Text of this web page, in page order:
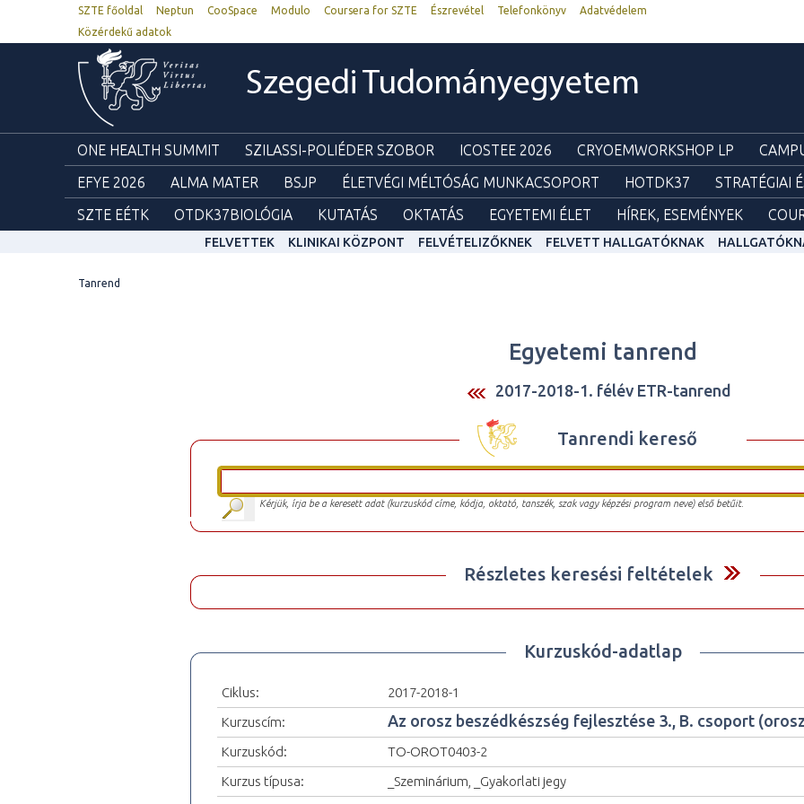
SZTE főoldal Neptun CooSpace Modulo Coursera for SZTE Észrevétel Telefonkönyv
Adatvédelem
Közérdekű adatok
Szegedi Tudományegyetem
ONE HEALTH SUMMIT SZILASSI-POLIÉDER SZOBOR ICOSTEE 2026 CRYOEMWORKSHOP LP
EFYE 2026
ALMA MATER BSJP ÉLETVÉGI MÉLTÓSÁG MUNKACSOPORT HOTDK37
STRATÉGIAI
SZTE EÉTK
OTDK37BIOLÓGIA KUTATÁS OKTATÁS EGYETEMI ÉLET HÍREK, ESEMÉNYEK
FELVETTEK KLINIKAI KÖZPONT FELVÉTELIZŐKNEK FELVETT HALLGATÓKNAK
Tanrend
Egyetemi tanrend
2017-2018-1. félév ETR-tanrend
Tanrendi kereső
Kérjük, írja be a keresett adat (kurzuskód címe, kódja, oktató, tanszék, szak vagy képzési program neve) első betűit.
Részletes keresési feltételek
Kurzuskód-adatlap
Ciklus:
2017-2018-1
Kurzuscím:
Az orosz beszédkészség fejlesztése 3., B. csoport
Kurzuskód:
TO-OROT0403-2
Kurzus típusa:
_Szeminárium, _Gyakorlati jegy